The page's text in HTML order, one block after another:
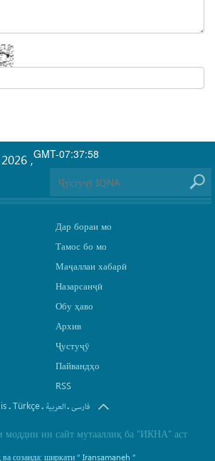
GMT-07:37:58
,
Дар бораи мо
Тамос бо мо
Маҷаллаи хабарӣ
Назарсанҷӣ
Обу ҳаво
Архив
Ҷустуҷӯ
Пайвандҳо
RSS
.Türkçe. العربیة.فارسی
ин сайт мутааллиқ ба “ИКНА” аст
созанда: ширкати“ Iransamaneh ”